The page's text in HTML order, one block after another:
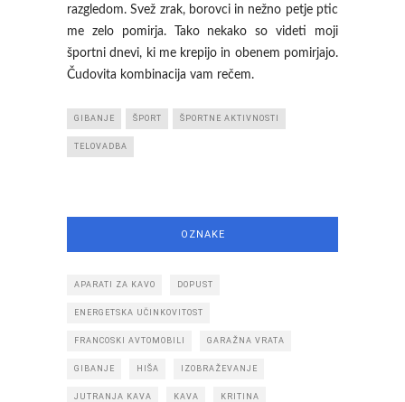
razgledom. Svež zrak, borovci in nežno petje ptic
me zelo pomirja. Tako nekako so videti moji
športni dnevi, ki me krepijo in obenem pomirjajo.
Čudovita kombinacija vam rečem.
GIBANJE ŠPORT ŠPORTNE AKTIVNOSTI
TELOVADBA
OZNAKE
APARATI ZA KAVO DOPUST
ENERGETSKA UČINKOVITOST
FRANCOSKI AVTOMOBILI GARAŽNA VRATA
GIBANJE HIŠA IZOBRAŽEVANJE
JUTRANJA KAVA KAVA KRITINA